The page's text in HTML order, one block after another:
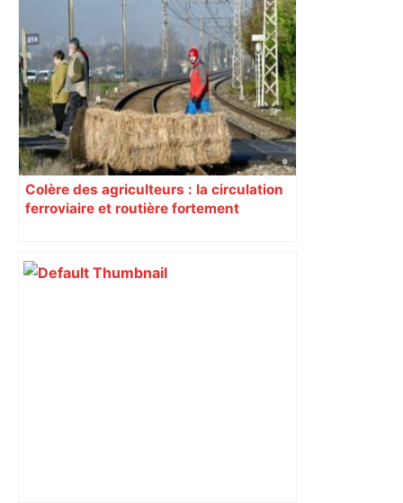
Colère des agriculteurs : la circulation
ferroviaire et routière fortement